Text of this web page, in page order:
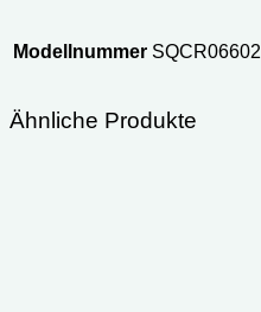
Modellnummer SQCR06602
Ähnliche Produkte